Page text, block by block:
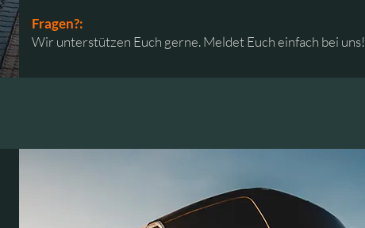
Fragen?:
Wir unterstützen Euch gerne. Meldet Euch einfach bei uns!